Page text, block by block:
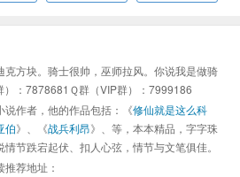
克方块。骑士很帅，巫师拉风。你说我是做骑
：7878681Ｑ群（VIP群）：7999186
说作者，他的作品包括：《修仙就是这么科
伯》、《战兵利昂》、等，本本精品，字字珠
节跌宕起伏、扣人心弦，情节与文笔俱佳。
荐地址：